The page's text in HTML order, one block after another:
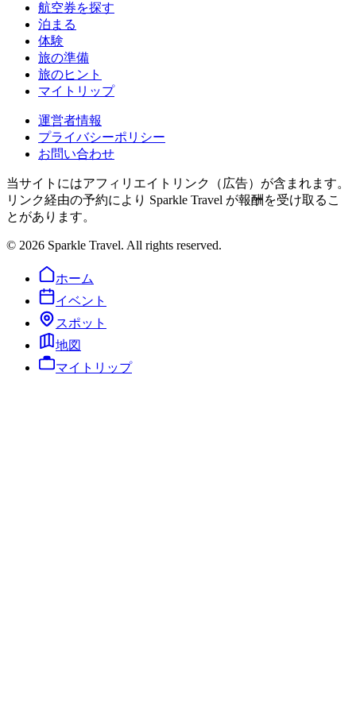
航空券を探す
泊まる
体験
旅の準備
旅のヒント
マイトリップ
運営者情報
プライバシーポリシー
お問い合わせ
当サイトにはアフィリエイトリンク（広告）が含まれます。
リンク経由の予約により Sparkle Travel が報酬を受け取るこ
とがあります。
© 2026 Sparkle Travel. All rights reserved.
ホーム
イベント
スポット
地図
マイトリップ